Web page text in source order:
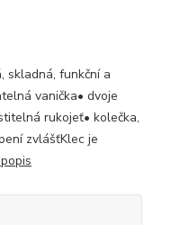
skladná, funkční a
vanička• dvoje
rukojeť• kolečka,
zvlášťKlec je